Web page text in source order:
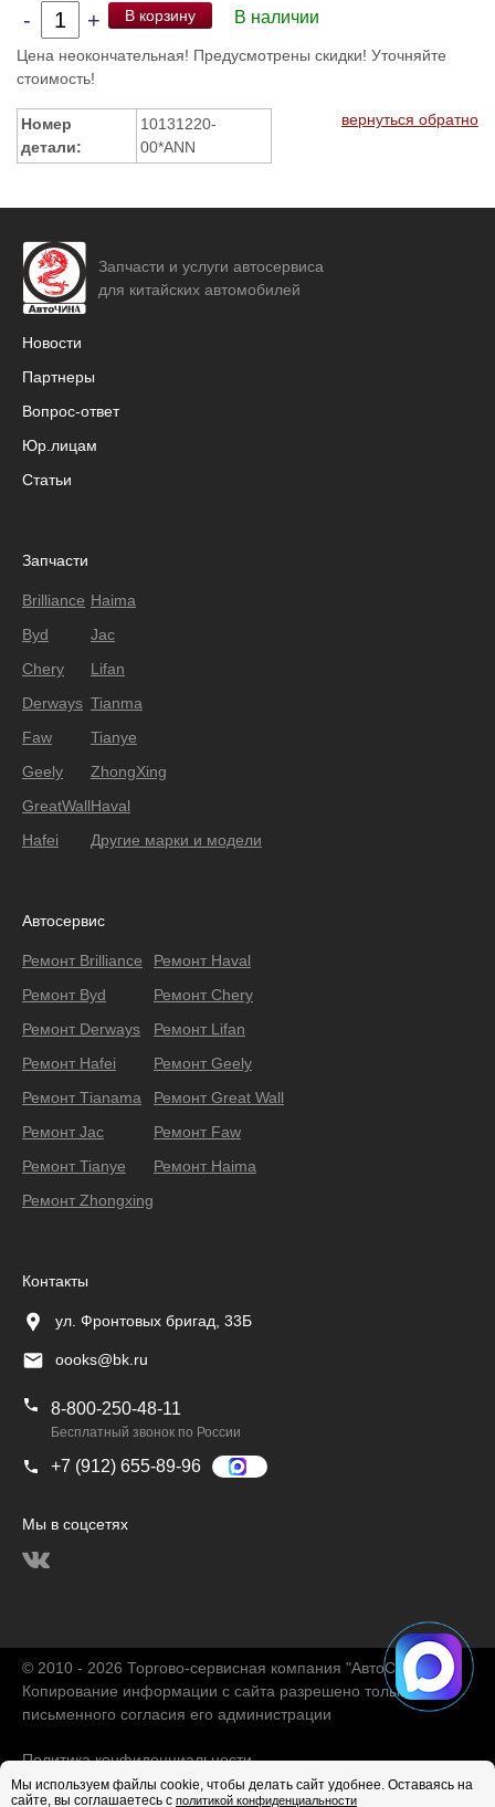
- + В корзину В наличии
Цена неокончательная! Предусмотрены скидки! Уточняйте
стоимость!
Номер
детали:
10131220-
00*ANN
вернуться обратно
Запчасти и услуги автосервиса
для китайских автомобилей
Новости
Партнеры
Вопрос-ответ
Юр.лицам
Статьи
Запчасти
Brilliance
Byd
Chery
Derways
Faw
Geely
GreatWall
Hafei
Haima
Jac
Lifan
Tianma
Tianye
ZhongXing
Haval
Другие марки и модели
Автосервис
Ремонт Brilliance
Ремонт Byd
Ремонт Derways
Ремонт Hafei
Ремонт Тianama
Ремонт Jac
Ремонт Tianye
Ремонт Zhongxing
Ремонт Haval
Ремонт Chery
Ремонт Lifan
Ремонт Geely
Ремонт Great Wall
Ремонт Faw
Ремонт Haima
Контакты
ул. Фронтовых бригад, 33Б
oooks@bk.ru
8-800-250-48-11
Бесплатный звонок по России
+7 (912) 655-89-96
Мы в соцсетях
© 2010 - 2026 Торгово-сервисная компания "АвтоChina"
Копирование информации с сайта разрешено только с
письменного согласия его администрации
Политика конфиденциальности
Мы используем файлы cookie, чтобы делать сайт удобнее. Оставаясь на
сайте, вы соглашаетесь с политикой конфиденциальности